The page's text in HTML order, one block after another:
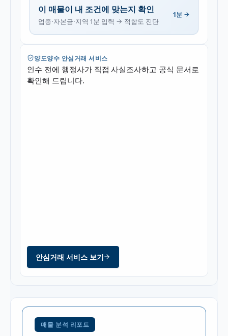
이 매물이 내 조건에 맞는지 확인
업종·자본금·지역 1분 입력 → 적합도 진단
1분 →
양도양수 안심거래 서비스
인수 전에 행정사가 직접 사실조사하고 공식 문서로
확인해 드립니다.
안심거래 서비스 보기
매물 분석 리포트